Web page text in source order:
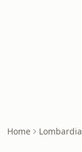
Home Lombardia